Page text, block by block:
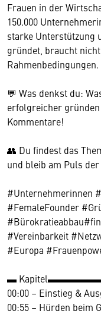
Frauen in der
150.000
starke Unterstützung
gründet, braucht
Rahmenbedingungen.
💬 Was denkst du:
erfolgreicher gründen
Kommentare!
👥 Du findest das
und bleib am Puls
#Unternehmerinnen
#FemaleFounder
#Vereinbarkeit
#Europa
▬
00:00 – Einstieg &
00:55 – Hürden beim